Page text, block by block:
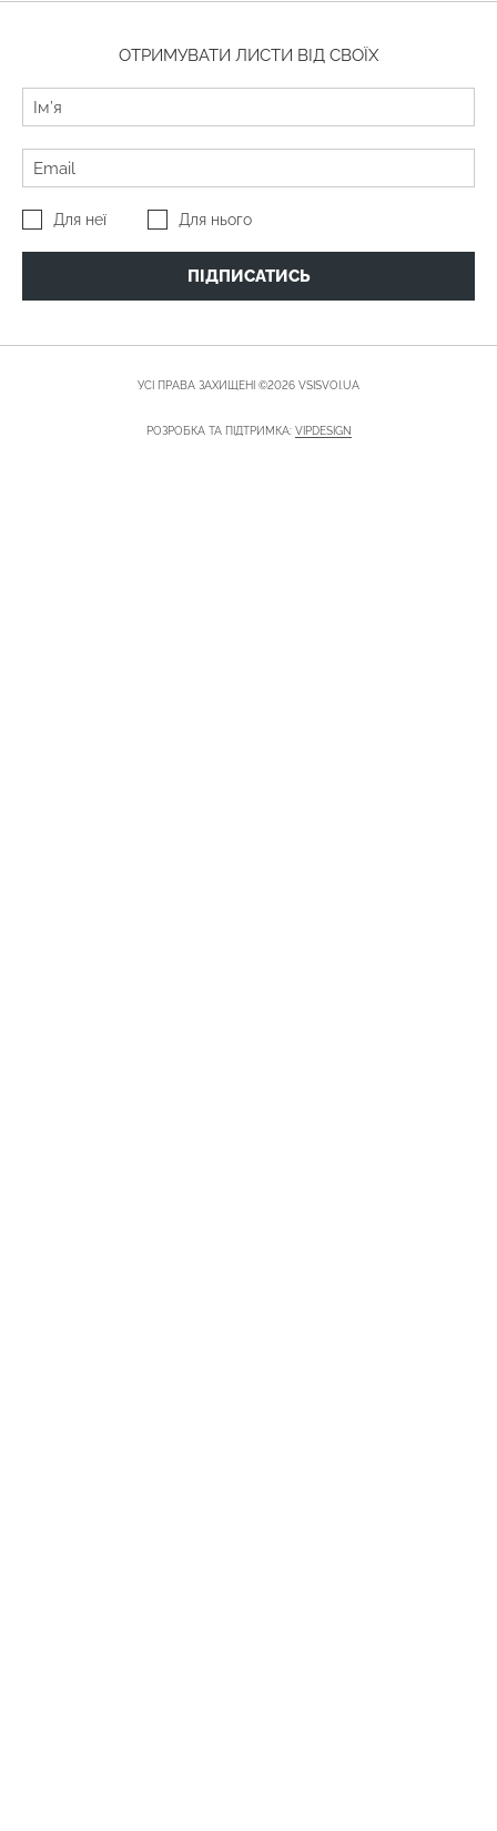
ОТРИМУВАТИ ЛИСТИ ВІД СВОЇХ
Для неї Для нього
ПІДПИСАТИСЬ
УСІ ПРАВА ЗАХИЩЕНІ ©2026 VSISVOI.UA
РОЗРОБКА ТА ПІДТРИМКА: VIPDESIGN